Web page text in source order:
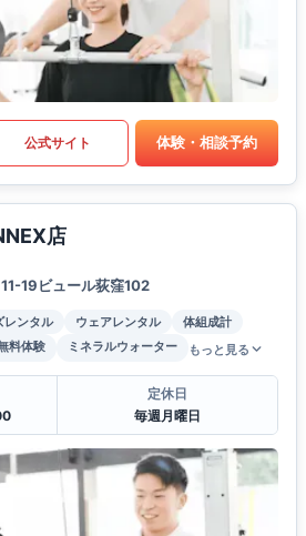
公式サイト 体験・相談予約
店
19ビュール荻窪102
レンタル ウェアレンタル
体組成計
料体験 ミネラルウォーター もっと見る
定休日
毎週月曜日